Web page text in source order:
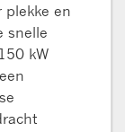
plekke en
snelle
kW